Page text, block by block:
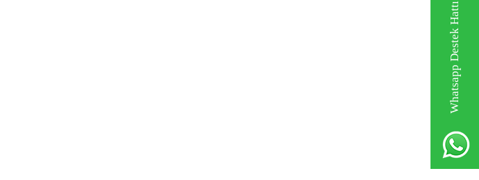
Whatsapp Destek Hattı